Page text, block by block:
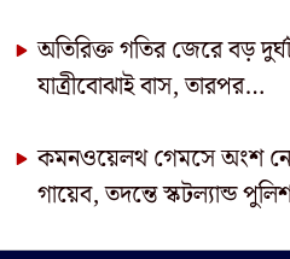
অতিরিক্ত গতির জেরে বড়
যাত্রীবোঝাই বাস, তারপর…
কমনওয়েলথ গেমসে অংশ
গায়েব, তদন্তে স্কটল্যান্ড